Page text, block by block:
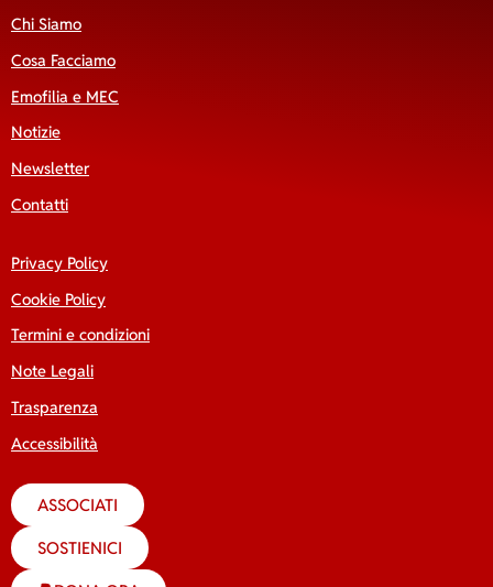
Chi Siamo
Cosa Facciamo
Emofilia e MEC
Notizie
Newsletter
Contatti
Privacy Policy
Cookie Policy
Termini e condizioni
Note Legali
Trasparenza
Accessibilità
ASSOCIATI
SOSTIENICI